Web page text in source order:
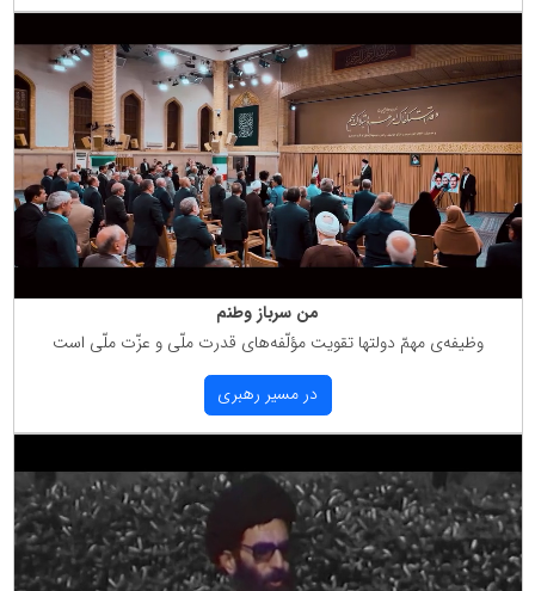
من سرباز وطنم
وظیفه‌ی مهمّ دولتها تقویت مؤلّفه‌های قدرت ملّی و عزّت ملّی است
در مسیر رهبری